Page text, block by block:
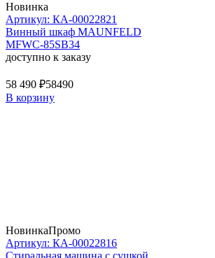
Новинка
Артикул: КА-00022821
Винный шкаф MAUNFELD
MFWC-85SB34
доступно к заказу
58 490 ₽58490
В корзину
НовинкаПромо
Артикул: КА-00022816